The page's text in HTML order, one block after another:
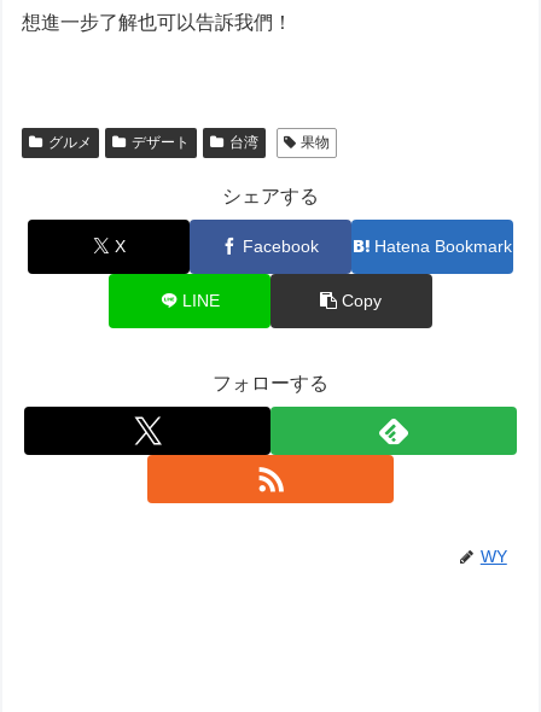
想進一步了解也可以告訴我們！
グルメ デザート 台湾 果物
シェアする
X Facebook Hatena Bookmark
LINE Copy
フォローする
WY